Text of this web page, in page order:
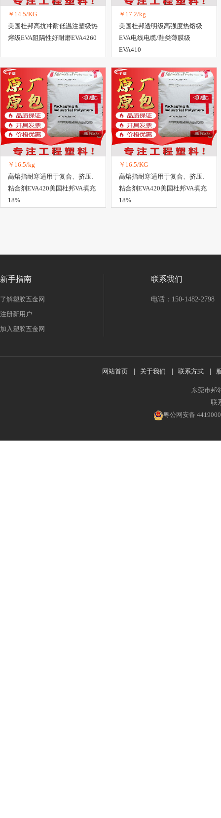
￥14.5/KG
美国杜邦高抗冲耐低温注塑级热
熔级EVA阻隔性好耐磨EVA4260
￥17.2/kg
美国杜邦透明级高强度热熔级
EVA电线电缆/鞋类薄膜级
EVA410
￥16.5/kg
高熔指耐寒适用于复合、挤压、
粘合剂EVA420美国杜邦VA填充
18%
￥16.5/KG
高熔指耐寒适用于复合、挤压、
粘合剂EVA420美国杜邦VA填充
18%
新手指南
了解塑胶五金网
注册新用户
加入塑胶五金网
联系我们
电话：150-1482-2798
网站首页 关于我们 联系方式
东莞市邦
联
粤公网安备